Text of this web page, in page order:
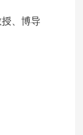
、博导